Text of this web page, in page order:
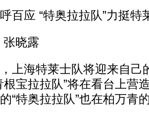
应 “特奥拉拉队”力挺特
晓露
海特莱士队将迎来自己
根宝拉拉队”将在看台上营
“特奥拉拉队”也在柏万青